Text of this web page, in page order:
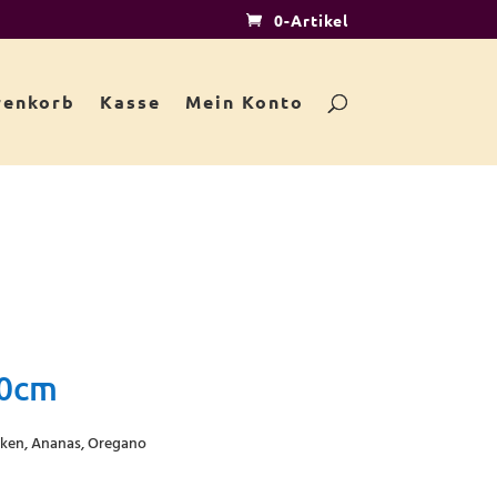
0-Artikel
Kasse Mein Konto
Ananas, Oregano